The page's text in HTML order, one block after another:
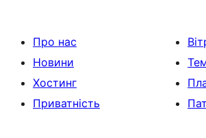
Про нас
Новини
Хостинг
Приватність